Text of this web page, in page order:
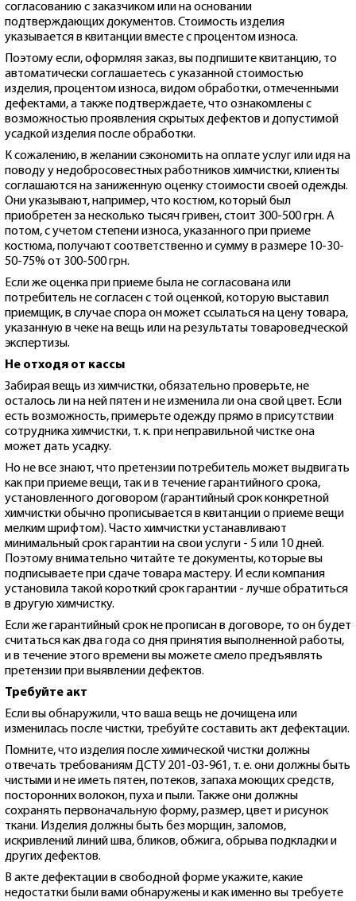
согласованию с заказчиком или на основании
подтверждающих документов. Стоимость изделия
указывается в квитанции вместе с процентом износа.
Поэтому если, оформляя заказ, вы подпишите квитанцию, то
автоматически соглашаетесь с указанной стоимостью
изделия, процентом износа, видом обработки, отмеченными
дефектами, а также подтверждаете, что ознакомлены с
возможностью проявления скрытых дефектов и допустимой
усадкой изделия после обработки.
К сожалению, в желании сэкономить на оплате услуг или идя на
поводу у недобросовестных работников химчистки, клиенты
соглашаются на заниженную оценку стоимости своей одежды.
Они указывают, например, что костюм, который был
приобретен за несколько тысяч гривен, стоит 300-500 грн. А
потом, с учетом степени износа, указанного при приеме
костюма, получают соответственно и сумму в размере 10-30-
50-75% от 300-500 грн.
Если же оценка при приеме была не согласована или
потребитель не согласен с той оценкой, которую выставил
приемщик, в случае спора он может ссылаться на цену товара,
указанную в чеке на вещь или на результаты товароведческой
экспертизы.
Не отходя от кассы
Забирая вещь из химчистки, обязательно проверьте, не
осталось ли на ней пятен и не изменила ли она свой цвет. Если
есть возможность, примерьте одежду прямо в присутствии
сотрудника химчистки, т. к. при неправильной чистке она
может дать усадку.
Но не все знают, что претензии потребитель может выдвигать
как при приеме вещи, так и в течение гарантийного срока,
установленного договором (гарантийный срок конкретной
химчистки обычно прописывается в квитанции о приеме вещи
мелким шрифтом). Часто химчистки устанавливают
минимальный срок гарантии на свои услуги - 5 или 10 дней.
Поэтому внимательно читайте те документы, которые вы
подписываете при сдаче товара мастеру. И если компания
установила такой короткий срок гарантии - лучше обратиться
в другую химчистку.
Если же гарантийный срок не прописан в договоре, то он будет
считаться как два года со дня принятия выполненной работы,
и в течение этого времени вы можете смело предъявлять
претензии при выявлении дефектов.
Требуйте акт
Если вы обнаружили, что ваша вещь не дочищена или
изменилась после чистки, требуйте составить акт дефектации.
Помните, что изделия после химической чистки должны
отвечать требованиям ДСТУ 201-03-961, т. е. они должны быть
чистыми и не иметь пятен, потеков, запаха моющих средств,
посторонних волокон, пуха и пыли. Также они должны
сохранять первоначальную форму, размер, цвет и рисунок
ткани. Изделия должны быть без морщин, заломов,
искривлений линий шва, бликов, обжига, обрыва подкладки и
других дефектов.
В акте дефектации в свободной форме укажите, какие
недостатки были вами обнаружены и как именно вы требуете